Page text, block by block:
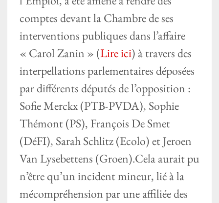
comptes devant la Chambre de ses
interventions publiques dans l’affaire
« Carol Zanin » (Lire ici) à travers des
interpellations parlementaires déposées
par différents députés de l’opposition :
Sofie Merckx (PTB-PVDA), Sophie
Thémont (PS), François De Smet
(DéFI), Sarah Schlitz (Ecolo) et Jeroen
Van Lysebettens (Groen).Cela aurait pu
n’être qu’un incident mineur, lié à la
mécompréhension par une affiliée des